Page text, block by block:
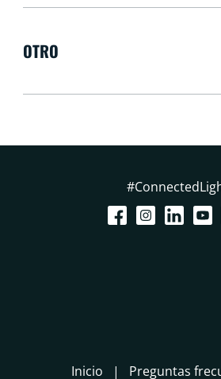
OTRO
Inicio Preguntas